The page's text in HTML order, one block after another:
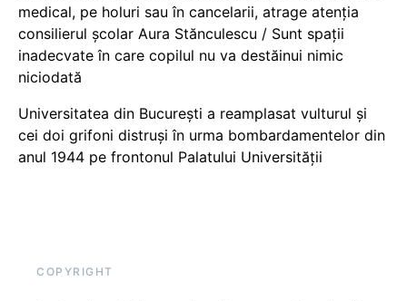
medical, pe holuri sau în cancelarii, atrage atenția
consilierul școlar Aura Stănculescu / Sunt spații
inadecvate în care copilul nu va destăinui nimic
niciodată
Universitatea din București a reamplasat vulturul și
cei doi grifoni distruși în urma bombardamentelor din
anul 1944 pe frontonul Palatului Universității
COPYRIGHT